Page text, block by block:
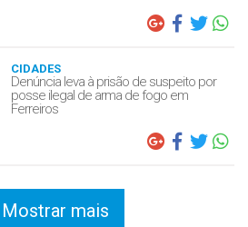
CIDADES
Denúncia leva à prisão de suspeito por
posse ilegal de arma de fogo em
Ferreiros
mais